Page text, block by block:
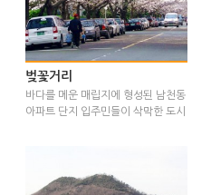
벚꽃거리
바다를 메운 매립지에 형성된 남천동
아파트 단지 입주민들이 삭막한 도시